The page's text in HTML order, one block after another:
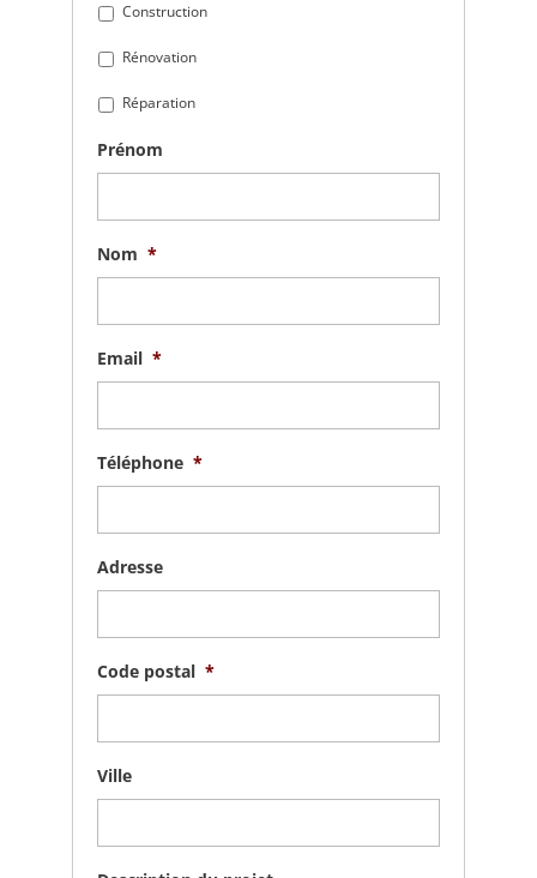
Construction
Rénovation
Réparation
Prénom
Nom *
Email *
Téléphone *
Adresse
Code postal *
Ville